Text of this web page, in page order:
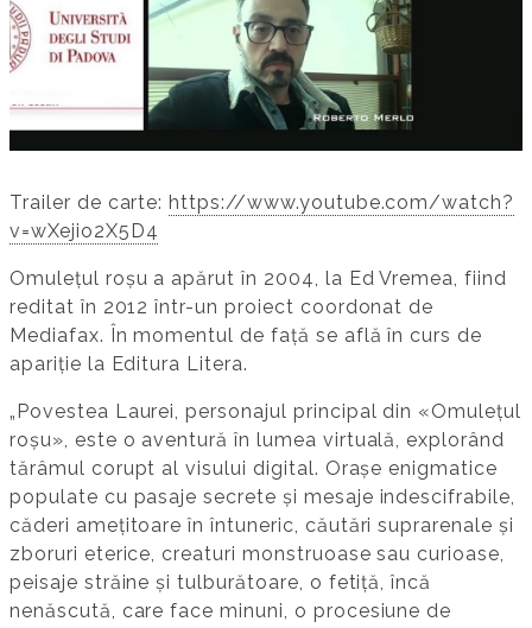
Trailer de carte:https://www.youtube.com/watch?
v=wXejio2X5D4
Omulețul roșu a apărut în 2004, la Ed Vremea, fiind
reditat în 2012 într-un proiect coordonat de
Mediafax. În momentul de față se află în curs de
apariție la Editura Litera.
„Povestea Laurei, personajul principal din «Omulețul
roșu», este o aventură în lumea virtuală, explorând
tărâmul corupt al visului digital. Orașe enigmatice
populate cu pasaje secrete și mesaje indescifrabile,
căderi amețitoare în întuneric, căutări suprarenale și
zboruri eterice, creaturi monstruoase sau curioase,
peisaje străine și tulburătoare, o fetiță, încă
nenăscută, care face minuni, o procesiune de